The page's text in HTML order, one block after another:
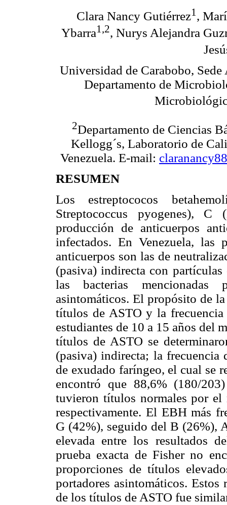
Clara Nancy Gutiérrez1 ,
Ybarra1,2, Nurys Alejandra
Universidad de Carabobo,
Departamento de
2Departamento de Ciencias
Kellogg´s, Laboratorio de
Venezuela. E-mail:
RESUMEN
Los estreptococos
Streptococcus pyogenes),
producción de anticuerpos
infectados. En Venezuela, las
anticuerpos son las de
(pasiva) indirecta con
las bacterias mencionadas
asintomáticos. El propósito de
títulos de ASTO y la frecuencia
estudiantes de 10 a 15 años del
títulos de ASTO se
(pasiva) indirecta; la
de exudado faríngeo, el cual se
encontró que 88,6% (180/
tuvieron títulos normales por
respectivamente. El EBH más
G (42%), seguido del B (26%),
elevada entre los resultados
prueba exacta de Fisher no
proporciones de títulos
portadores asintomáticos.
de los títulos de ASTO fue